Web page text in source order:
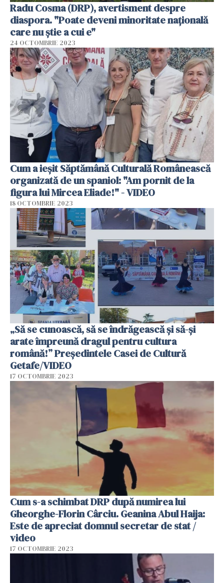
Radu Cosma (DRP), avertisment despre
diaspora. "Poate deveni minoritate naţională
care nu ştie a cui e"
24 OCTOMBRIE 2023
Cum a ieșit Săptămână Culturală Românească
organizată de un spaniol: "Am pornit de la
figura lui Mircea Eliade!" - VIDEO
18 OCTOMBRIE 2023
„Să se cunoască, să se îndrăgească și să-și
arate împreună dragul pentru cultura
română!” Președintele Casei de Cultură
Getafe/VIDEO
17 OCTOMBRIE 2023
Cum s-a schimbat DRP după numirea lui
Gheorghe-Florin Cârciu. Geanina Abul Haija:
Este de apreciat domnul secretar de stat /
video
17 OCTOMBRIE 2023